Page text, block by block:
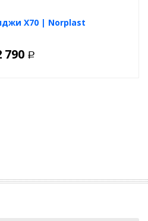
Х70 | Norplast
790 Р